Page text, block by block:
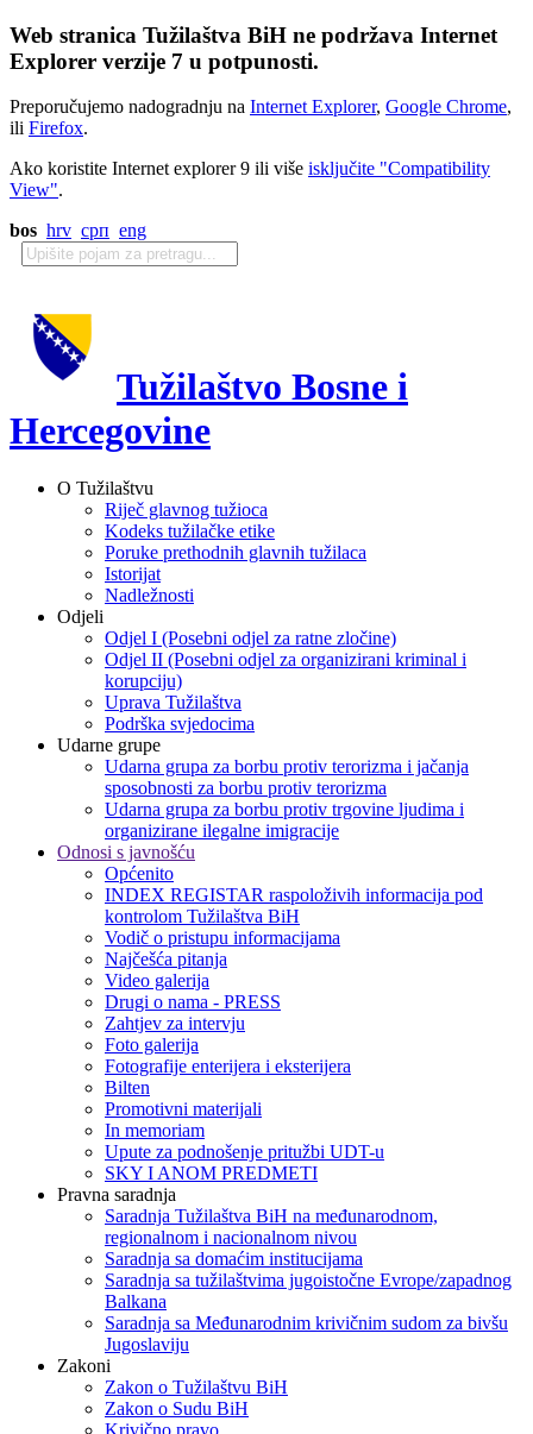
Web stranica Tužilaštva BiH ne podržava Internet
Explorer verzije 7 u potpunosti.
Preporučujemo nadogradnju na Internet Explorer, Google Chrome,
ili Firefox.
Ako koristite Internet explorer 9 ili više isključite "Compatibility
View".
bos hrv срп eng
Tužilaštvo Bosne i
Hercegovine
O Tužilaštvu
Riječ glavnog tužioca
Kodeks tužilačke etike
Poruke prethodnih glavnih tužilaca
Istorijat
Nadležnosti
Odjeli
Odjel I (Posebni odjel za ratne zločine)
Odjel II (Posebni odjel za organizirani kriminal i
korupciju)
Uprava Tužilaštva
Podrška svjedocima
Udarne grupe
Udarna grupa za borbu protiv terorizma i jačanja
sposobnosti za borbu protiv terorizma
Udarna grupa za borbu protiv trgovine ljudima i
organizirane ilegalne imigracije
Odnosi s javnošću
Općenito
INDEX REGISTAR raspoloživih informacija pod
kontrolom Tužilaštva BiH
Vodič o pristupu informacijama
Najčešća pitanja
Video galerija
Drugi o nama - PRESS
Zahtjev za intervju
Foto galerija
Fotografije enterijera i eksterijera
Bilten
Promotivni materijali
In memoriam
Upute za podnošenje pritužbi UDT-u
SKY I ANOM PREDMETI
Pravna saradnja
Saradnja Tužilaštva BiH na međunarodnom,
regionalnom i nacionalnom nivou
Saradnja sa domaćim institucijama
Saradnja sa tužilaštvima jugoistočne Evrope/zapadnog
Balkana
Saradnja sa Međunarodnim krivičnim sudom za bivšu
Jugoslaviju
Zakoni
Zakon o Тužilaštvu BiH
Zakon o Sudu BiH